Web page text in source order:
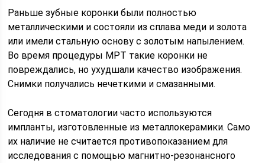
Раньше зубные коронки были полностью
металлическими и состояли из сплава меди и золота
или имели стальную основу с золотым напылением.
Во время процедуры МРТ такие коронки не
повреждались, но ухудшали качество изображения.
Снимки получались нечеткими и смазанными.
Сегодня в стоматологии часто используются
импланты, изготовленные из металлокерамики. Само
их наличие не считается противопоказанием для
исследования с помощью магнитно-резонансного